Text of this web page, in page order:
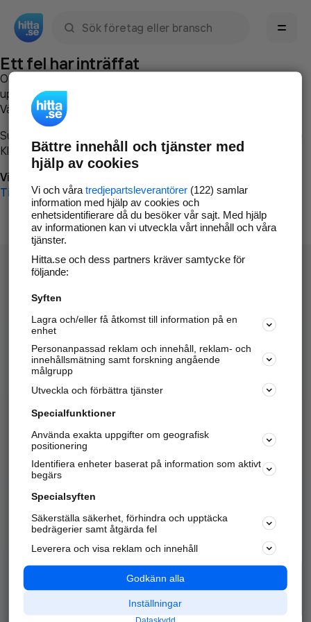
Ett fel har inträffat
Om du vill kan du
uppstod så att vi lättare och snabbare kan avhjälpa det.
Vänligen försök med följande:
Surfa till
Klicka påTillbaka-knappen i webbläsaren och försök igen
Vi beklagar besväret!
Till startsidan
Hitta.se - Gratis nummerupplysning.
Sök företag, personer och platser.
Hitta telefonnummer, adresser, företagsinfo mm.
Marknadsför företaget
Kom igång och annonsera mot
samarbetspartners nära dig.
Alla kategorier
Populära sökningar
API & Kartor
Annonsera
Integritet
Nödnummer
Bättre innehåll och tjänster med
hjälp av cookies
Vi och våra tredjepartsleverantörer(122) samlar
information med hjälp av cookies och
enhetsidentifierare då du besöker vår sajt. Med hjälp
av informationen kan vi utveckla vårt innehåll och våra
tjänster.
Hitta.se och dess partners kräver samtycke för
följande:
Syften
Lagra och/eller få åtkomst till information på en
enhet
Personanpassad reklam och innehåll, reklam- och
innehållsmätning samt forskning angående
målgrupp
Utveckla och förbättra tjänster
Specialfunktioner
Använda exakta uppgifter om geografisk
positionering
Identifiera enheter baserat på information som aktivt
begärs
Specialsyften
Säkerställa säkerhet, förhindra och upptäcka
bedrägerier samt åtgärda fel
Leverera och visa reklam och innehåll
Godkänn alla
Inställningar
Dataskydd